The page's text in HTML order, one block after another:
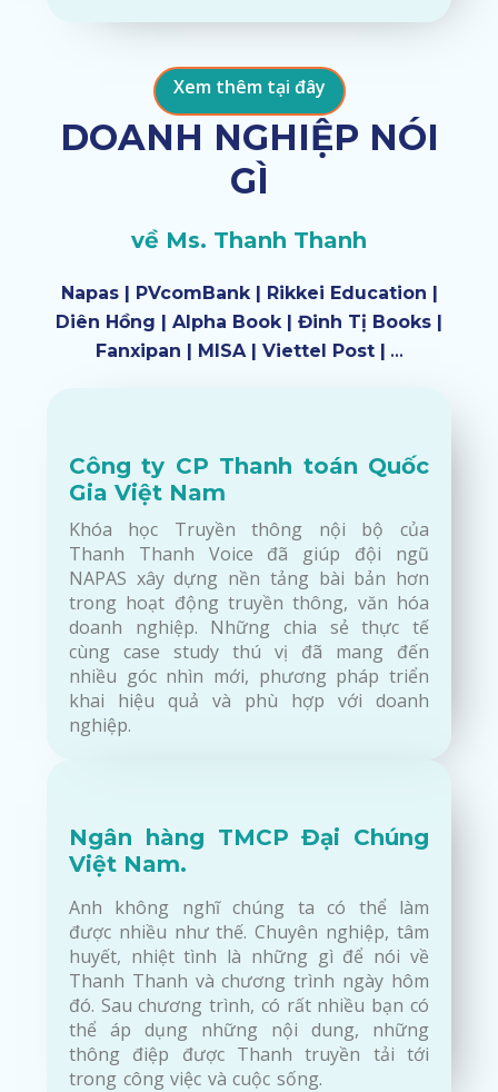
Xem thêm tại đây
DOANH NGHIỆP NÓI
GÌ
về Ms. Thanh Thanh
Napas | PVcomBank | Rikkei Education |
Diên Hồng | Alpha Book | Đinh Tị Books |
Fanxipan | MISA | Viettel Post | …
Công ty CP Thanh toán Quốc
Gia Việt Nam
Khóa học Truyền thông nội bộ của
Thanh Thanh Voice đã giúp đội ngũ
NAPAS xây dựng nền tảng bài bản hơn
trong hoạt động truyền thông, văn hóa
doanh nghiệp. Những chia sẻ thực tế
cùng case study thú vị đã mang đến
nhiều góc nhìn mới, phương pháp triển
khai hiệu quả và phù hợp với doanh
nghiệp.
Ngân hàng TMCP Đại Chúng
Việt Nam.
Anh không nghĩ chúng ta có thể làm
được nhiều như thế. Chuyên nghiệp, tâm
huyết, nhiệt tình là những gì để nói về
Thanh Thanh và chương trình ngày hôm
đó. Sau chương trình, có rất nhiều bạn có
thể áp dụng những nội dung, những
thông điệp được Thanh truyền tải tới
trong công việc và cuộc sống.